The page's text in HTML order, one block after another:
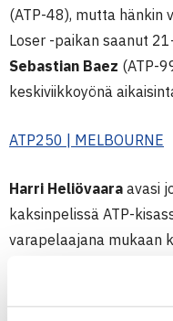
(ATP-48), mutta hänkin
Loser -paikan saanut
Sebastian Baez (ATP-
keskiviikkoyönä
ATP250 | MELBOURNE
Harri Heliövaara avasi
kaksinpelissä ATP-
varapelaajana mukaan